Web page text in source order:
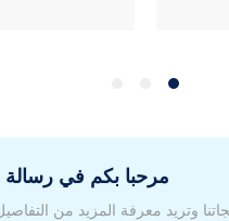
مرحبا بكم في رسالة
وتريد معرفة المزيد من